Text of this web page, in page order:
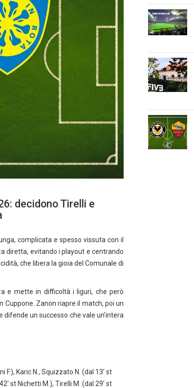
decidono Tirelli e
complicata e spesso vissuta con il
diretta, evitando i playout e centrando
che libera la gioia del Comunale di
e mette in difficoltà i liguri, che però
Cuppone. Zanon riapre il match, poi un
un successo che vale un’intera
F.), Karic N., Squizzato N. (dal 13′ st
st Nichetti M.), Tirelli M. (dal 29′ st